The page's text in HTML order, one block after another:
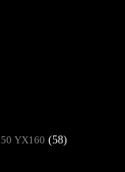
YX160 (58)